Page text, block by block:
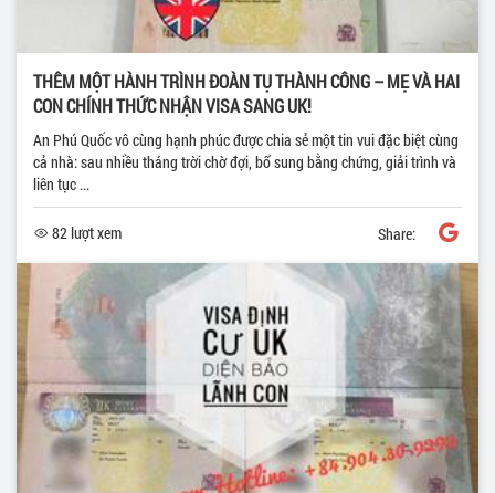
THÊM MỘT HÀNH TRÌNH ĐOÀN TỤ THÀNH CÔNG – MẸ VÀ HAI
CON CHÍNH THỨC NHẬN VISA SANG UK!
An Phú Quốc vô cùng hạnh phúc được chia sẻ một tin vui đặc biệt cùng
cả nhà: sau nhiều tháng trời chờ đợi, bổ sung bằng chứng, giải trình và
liên tục ...
82 lượt xem Share: